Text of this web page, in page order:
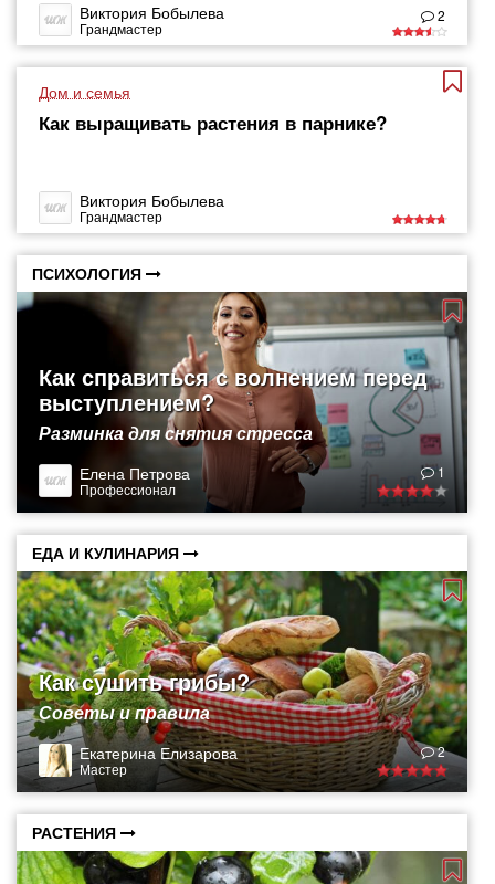
Виктория Бобылева
Грандмастер
2
Дом и семья
Как выращивать растения в парнике?
Виктория Бобылева
Грандмастер
ПСИХОЛОГИЯ
Как справиться с волнением перед
выступлением?
Разминка для снятия стресса
Елена Петрова
Профессионал
1
ЕДА И КУЛИНАРИЯ
Как сушить грибы?
Советы и правила
Екатерина Елизарова
Мастер
2
РАСТЕНИЯ